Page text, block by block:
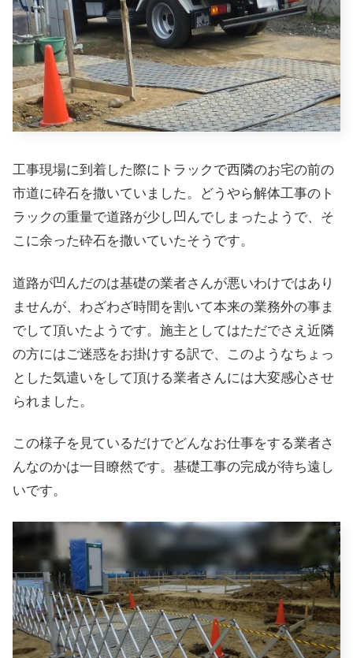
工事現場に到着した際にトラックで西隣のお宅の前の
市道に砕石を撒いていました。どうやら解体工事のト
ラックの重量で道路が少し凹んでしまったようで、そ
こに余った砕石を撒いていたそうです。
道路が凹んだのは基礎の業者さんが悪いわけではあり
ませんが、わざわざ時間を割いて本来の業務外の事ま
でして頂いたようです。施主としてはただでさえ近隣
の方にはご迷惑をお掛けする訳で、このようなちょっ
とした気遣いをして頂ける業者さんには大変感心させ
られました。
この様子を見ているだけでどんなお仕事をする業者さ
んなのかは一目瞭然です。基礎工事の完成が待ち遠し
いです。